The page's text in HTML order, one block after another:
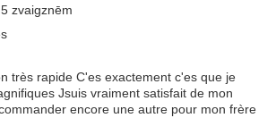
zvaigznēm
très rapide C'es exactement c'es que je
Jsuis vraiment satisfait de mon
encore une autre pour mon frère